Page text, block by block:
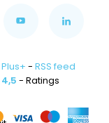
Plus+ - RSS feed
4,5 - Ratings